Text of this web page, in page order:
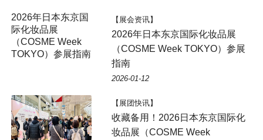
【展会资讯】
2026年日本东京国际化妆品展
（COSME Week TOKYO）参展
指南
2026-01-12
【展团快讯】
收藏备用！2026日本东京国际化
妆品展（COSME Week